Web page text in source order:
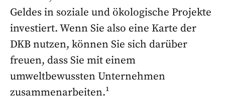
Geldes in soziale und ökologische Projekte
investiert. Wenn Sie also eine Karte der
DKB nutzen, können Sie sich darüber
freuen, dass Sie mit einem
umweltbewussten Unternehmen
zusammenarbeiten.¹